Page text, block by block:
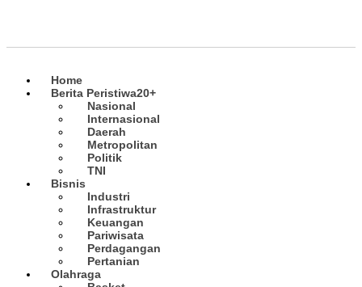
Home
Berita Peristiwa20+
Nasional
Internasional
Daerah
Metropolitan
Politik
TNI
Bisnis
Industri
Infrastruktur
Keuangan
Pariwisata
Perdagangan
Pertanian
Olahraga